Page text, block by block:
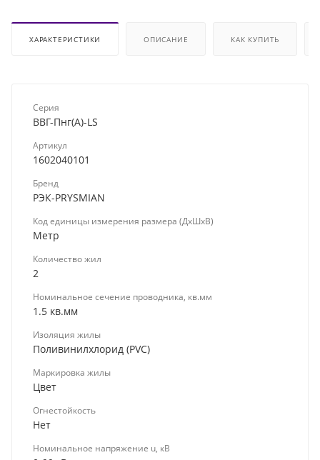
ХАРАКТЕРИСТИКИ ОПИСАНИЕ КАК КУПИТЬ
Серия
ВВГ-Пнг(А)-LS
Артикул
1602040101
Бренд
РЭК-PRYSMIAN
Код единицы измерения размера (ДхШхВ)
Метр
Количество жил
2
Номинальное сечение проводника, кв.мм
1.5 кв.мм
Изоляция жилы
Поливинилхлорид (PVC)
Маркировка жилы
Цвет
Огнестойкость
Нет
Номинальное напряжение u, кВ